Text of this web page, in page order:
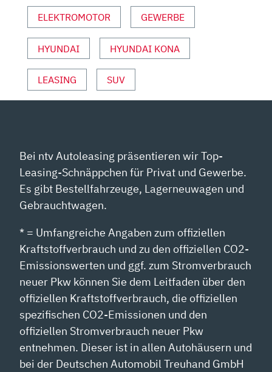
ELEKTROMOTOR GEWERBE
HYUNDAI HYUNDAI KONA
LEASING SUV
Bei ntv Autoleasing präsentieren wir Top-
Leasing-Schnäppchen für Privat und Gewerbe.
Es gibt Bestellfahrzeuge, Lagerneuwagen und
Gebrauchtwagen.
* = Umfangreiche Angaben zum offiziellen
Kraftstoffverbrauch und zu den offiziellen CO2-
Emissionswerten und ggf. zum Stromverbrauch
neuer Pkw können Sie dem Leitfaden über den
offiziellen Kraftstoffverbrauch, die offiziellen
spezifischen CO2-Emissionen und den
offiziellen Stromverbrauch neuer Pkw
entnehmen. Dieser ist in allen Autohäusern und
bei der Deutschen Automobil Treuhand GmbH